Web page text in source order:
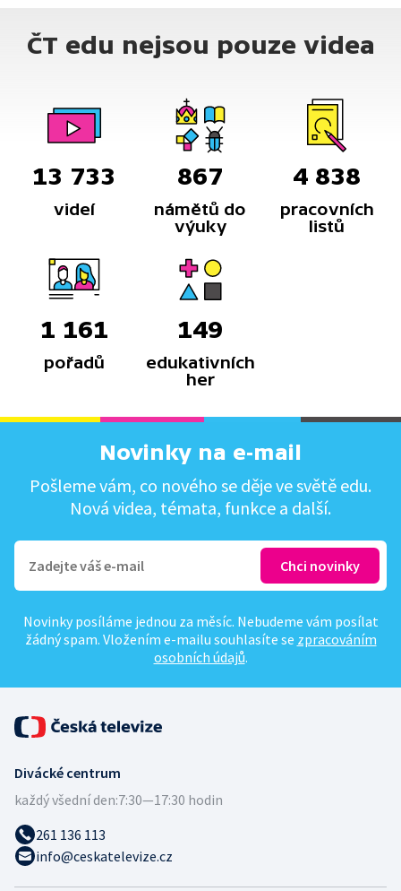
ČT edu nejsou pouze videa
13 733
videí
867
námětů do
výuky
4 838
pracovních
listů
1 161
pořadů
149
edukativních
her
Novinky na e-mail
Pošleme vám, co nového se děje ve světě edu.
Nová videa, témata, funkce a další.
Novinky posíláme jednou za měsíc. Nebudeme vám posílat
žádný spam. Vložením e-mailu souhlasíte se zpracováním
osobních údajů.